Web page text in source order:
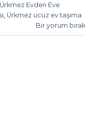
Ürkmez Evden Eve
Ürkmez ucuz ev taşıma
Bir yorum bırak